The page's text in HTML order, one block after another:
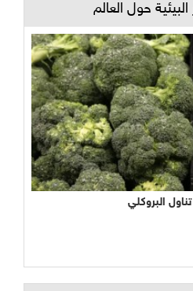
حول العالم
البروكلي